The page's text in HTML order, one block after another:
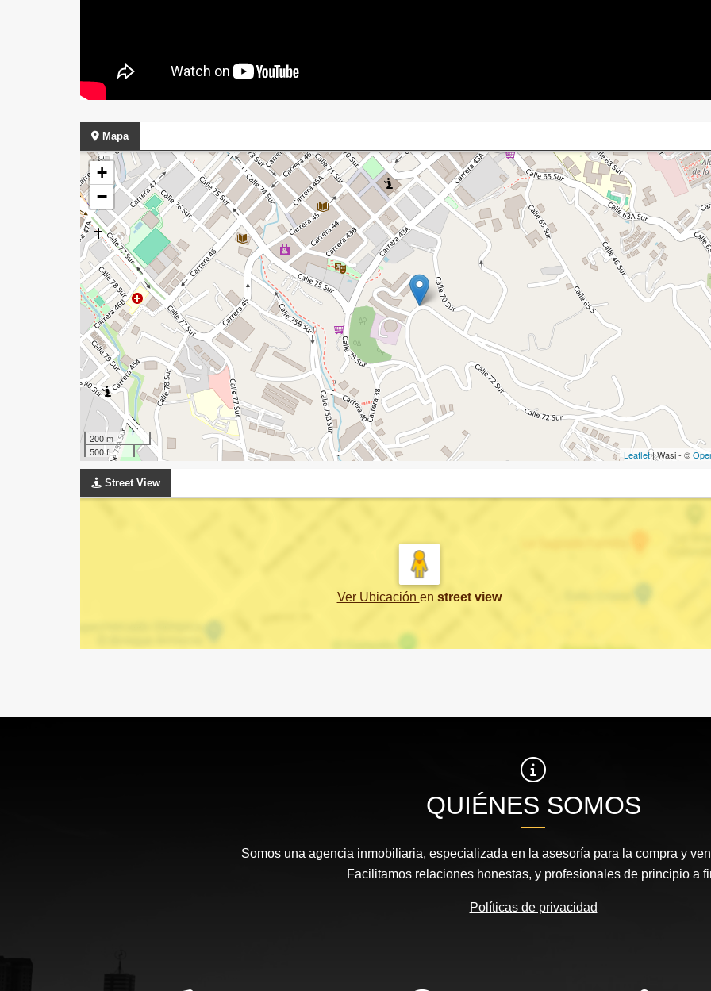
Mapa
+
−
200 m
500 ft
Leaflet| Wasi - ©
Street View
Ver Ubicación en street view
QUIÉNES SOMOS
Somos una agencia inmobiliaria, especializada en la asesoría para la compra y
Facilitamos relaciones honestas, y profesionales de principio a
Políticas de privacidad